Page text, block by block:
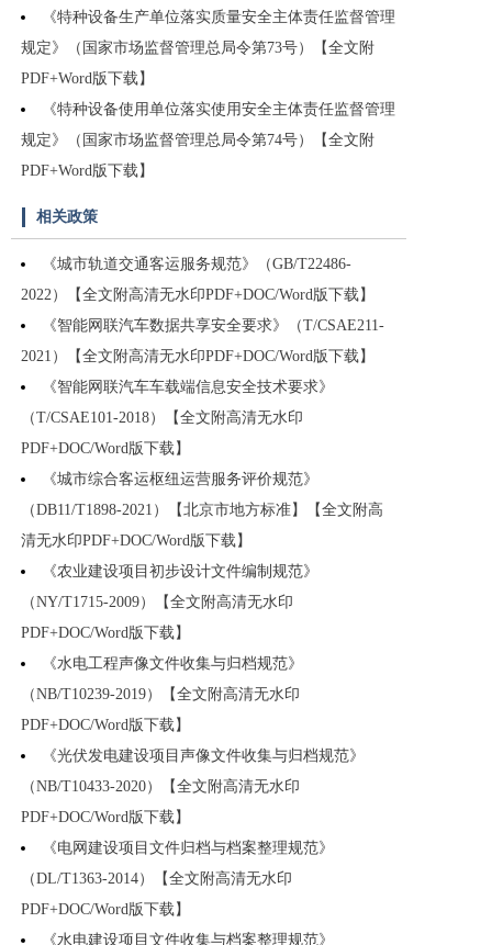
《特种设备生产单位落实质量安全主体责任监督管理
规定》（国家市场监督管理总局令第73号）【全文附
PDF+Word版下载】
《特种设备使用单位落实使用安全主体责任监督管理
规定》（国家市场监督管理总局令第74号）【全文附
PDF+Word版下载】
相关政策
《城市轨道交通客运服务规范》（GB/T22486-
2022）【全文附高清无水印PDF+DOC/Word版下载】
《智能网联汽车数据共享安全要求》（T/CSAE211-
2021）【全文附高清无水印PDF+DOC/Word版下载】
《智能网联汽车车载端信息安全技术要求》
（T/CSAE101-2018）【全文附高清无水印
PDF+DOC/Word版下载】
《城市综合客运枢纽运营服务评价规范》
（DB11/T1898-2021）【北京市地方标准】【全文附高
清无水印PDF+DOC/Word版下载】
《农业建设项目初步设计文件编制规范》
（NY/T1715-2009）【全文附高清无水印
PDF+DOC/Word版下载】
《水电工程声像文件收集与归档规范》
（NB/T10239-2019）【全文附高清无水印
PDF+DOC/Word版下载】
《光伏发电建设项目声像文件收集与归档规范》
（NB/T10433-2020）【全文附高清无水印
PDF+DOC/Word版下载】
《电网建设项目文件归档与档案整理规范》
（DL/T1363-2014）【全文附高清无水印
PDF+DOC/Word版下载】
《水电建设项目文件收集与档案整理规范》